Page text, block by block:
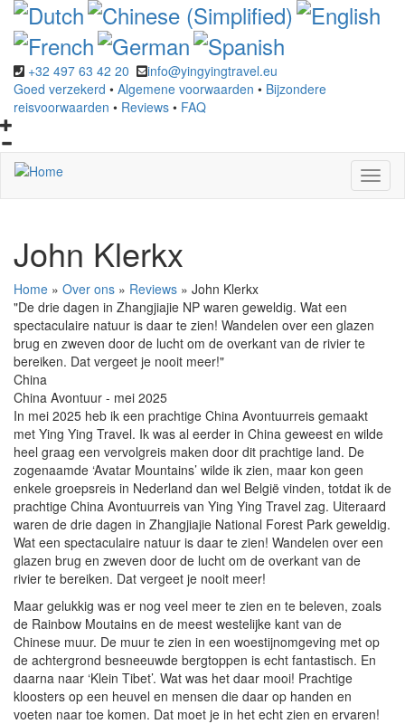
Overslaan
en
naar
de
inhoud
gaan
+32 497 63 42 20
info@yingyingtravel.eu
Goed verzekerd • Algemene voorwaarden • Bijzondere
reisvoorwaarden • Reviews • FAQ
John Klerkx
Home » Over ons » Reviews » John Klerkx
"De drie dagen in Zhangjiajie NP waren geweldig. Wat een
spectaculaire natuur is daar te zien! Wandelen over een glazen
brug en zweven door de lucht om de overkant van de rivier te
bereiken. Dat vergeet je nooit meer!"
China
China Avontuur - mei 2025
In mei 2025 heb ik een prachtige China Avontuurreis gemaakt
met Ying Ying Travel. Ik was al eerder in China geweest en wilde
heel graag een vervolgreis maken door dit prachtige land. De
zogenaamde ‘Avatar Mountains’ wilde ik zien, maar kon geen
enkele groepsreis in Nederland dan wel België vinden, totdat ik de
prachtige China Avontuurreis van Ying Ying Travel zag. Uiteraard
waren de drie dagen in Zhangjiajie National Forest Park geweldig.
Wat een spectaculaire natuur is daar te zien! Wandelen over een
glazen brug en zweven door de lucht om de overkant van de
rivier te bereiken. Dat vergeet je nooit meer!
Maar gelukkig was er nog veel meer te zien en te beleven, zoals
de Rainbow Moutains en de meest westelijke kant van de
Chinese muur. De muur te zien in een woestijnomgeving met op
de achtergrond besneeuwde bergtoppen is echt fantastisch. En
daarna naar ‘Klein Tibet’. Wat was het daar mooi! Prachtige
kloosters op een heuvel en mensen die daar op handen en
voeten naar toe komen. Dat moet je in het echt zien en ervaren!